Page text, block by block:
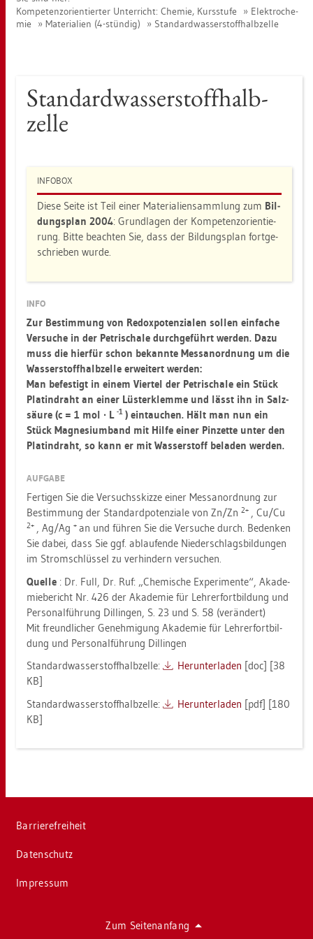
Kom­pe­tenz­ori­en­tier­ter Un­ter­richt: Che­mie, Kurs­stu­fe
Elek­tro­che­
mie
Ma­te­ria­li­en (4-stün­dig) Stan­dard­was­ser­stoff­halb­zel­le
Stan­dard­was­ser­stoff­halb­
zel­le
IN­FO­BOX
Diese Seite ist Teil einer Ma­te­ria­li­en­samm­lung zum Bil­
dungs­plan 2004: Grund­la­gen der Kom­pe­tenz­ori­en­tie­
rung. Bitte be­ach­ten Sie, dass der Bil­dungs­plan fort­ge­
schrie­ben wurde.
INFO
Zur Be­stim­mung von Re­dox­po­ten­zia­len sol­len ein­fa­che
Ver­su­che in der Pe­tri­scha­le durch­ge­führt wer­den. Dazu
muss die hier­für schon be­kann­te Mess­an­ord­nung um die
Was­ser­stoff­halb­zel­le er­wei­tert wer­den:
Man be­fes­tigt in einem Vier­tel der Pe­tri­scha­le ein Stück
Platin­draht an einer Lüs­ter­klem­me und lässt ihn in Salz­
säu­re (c = 1 mol ∙ L -1 ) ein­tau­chen. Hält man nun ein
Stück Ma­gne­si­um­band mit Hilfe einer Pin­zet­te unter den
Platin­draht, so kann er mit Was­ser­stoff be­la­den wer­den.
AUF­GA­BE
Fer­ti­gen Sie die Ver­suchs­skiz­ze einer Mess­an­ord­nung zur
Be­stim­mung der Stan­dard­po­ten­zia­le von Zn/Zn 2+ , Cu/Cu
2+ , Ag/Ag + an und füh­ren Sie die Ver­su­che durch. Be­den­ken
Sie dabei, dass Sie ggf. ab­lau­fen­de Nie­der­schlags­bil­dun­gen
im Strom­schlüs­sel zu ver­hin­dern ver­su­chen.
Quel­le : Dr. Full, Dr. Ruf: „Che­mi­sche Ex­pe­ri­men­te“, Aka­de­
mie­be­richt Nr. 426 der Aka­de­mie für Leh­rer­fort­bil­dung und
Per­so­nal­füh­rung Dil­lin­gen, S. 23 und S. 58 (ver­än­dert)
Mit freund­li­cher Ge­neh­mi­gung Aka­de­mie für Leh­rer­fort­bil­
dung und Per­so­nal­füh­rung Dil­lin­gen
Stan­dard­was­ser­stoff­halb­zel­le:
Her­un­ter­la­den [doc] [38
KB]
Stan­dard­was­ser­stoff­halb­zel­le:
Her­un­ter­la­den [pdf] [180
KB]
Bar­rie­re­frei­heit
Da­ten­schutz
Im­pres­sum
Zum Sei­ten­an­fang